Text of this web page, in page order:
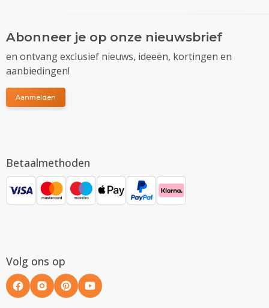
Abonneer je op onze nieuwsbrief
en ontvang exclusief nieuws, ideeën, kortingen en
aanbiedingen!
Aanmelden
Betaalmethoden
Volg ons op